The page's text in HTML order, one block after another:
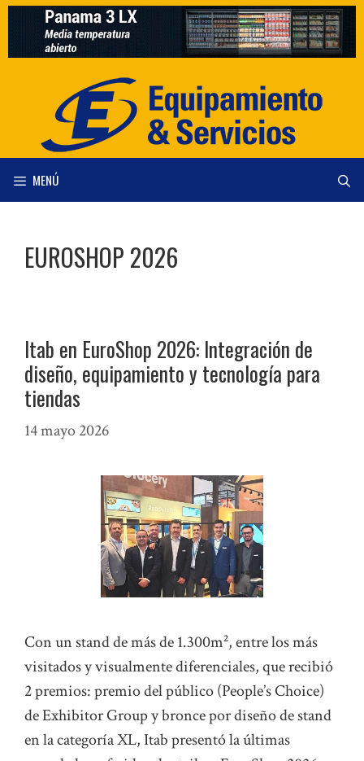
Saltar
contenido
MENÚ
EUROSHOP 2026
Itab en EuroShop 2026: Integración de
diseño, equipamiento y tecnología para
tiendas
14 mayo 2026
Con un stand de más de 1.300m², entre los más
visitados y visualmente diferenciales, que recibió
2 premios: premio del público (People’s Choice)
de Exhibitor Group y bronce por diseño de stand
en la categoría XL, Itab presentó la últimas